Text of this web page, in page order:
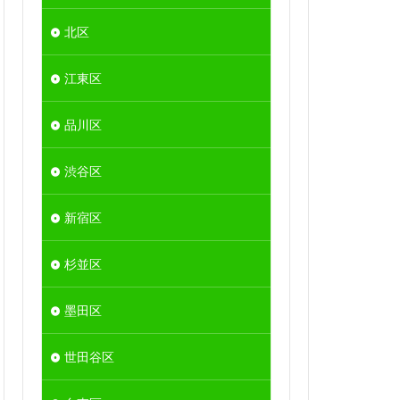
北区
江東区
品川区
渋谷区
新宿区
杉並区
墨田区
世田谷区